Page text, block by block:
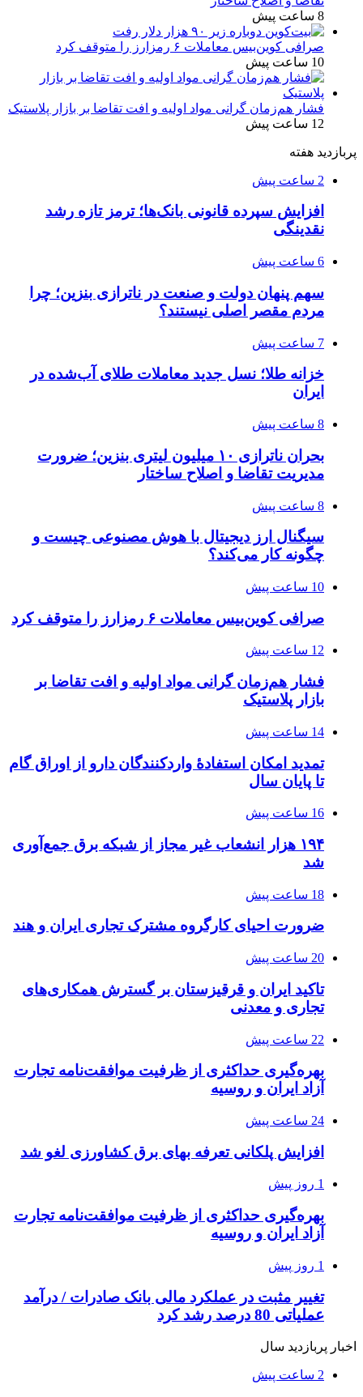
8 ساعت پیش
صرافی کوین‌بیس معاملات ۶ رمزارز را متوقف کرد
10 ساعت پیش
فشار هم‌زمان گرانی مواد اولیه و افت تقاضا بر بازار پلاستیک
12 ساعت پیش
پربازدید هفته
2 ساعت پیش
افزایش سپرده قانونی بانک‌ها؛ ترمز تازه رشد
نقدینگی
6 ساعت پیش
سهم پنهان دولت و صنعت در ناترازی بنزین؛ چرا
مردم مقصر اصلی نیستند؟
7 ساعت پیش
خزانه طلا؛ نسل جدید معاملات طلای آب‌شده در
ایران
8 ساعت پیش
بحران ناترازی ۱۰ میلیون لیتری بنزین؛ ضرورت
مدیریت تقاضا و اصلاح ساختار
8 ساعت پیش
سیگنال ارز دیجیتال با هوش مصنوعی چیست و
چگونه کار می‌کند؟
10 ساعت پیش
صرافی کوین‌بیس معاملات ۶ رمزارز را متوقف کرد
12 ساعت پیش
فشار هم‌زمان گرانی مواد اولیه و افت تقاضا بر
بازار پلاستیک
14 ساعت پیش
تمدید امکان استفادۀ واردکنندگان دارو از اوراق گام
تا پایان سال
16 ساعت پیش
۱۹۴ هزار انشعاب غیر مجاز از شبکه برق جمع‌آوری
شد
18 ساعت پیش
ضرورت احیای کارگروه مشترک تجاری ایران و هند
20 ساعت پیش
تاکید ایران و قرقیزستان بر گسترش همکاری‌های
تجاری و معدنی
22 ساعت پیش
بهره‌گیری حداکثری از ظرفیت موافقت‌نامه تجارت
آزاد ایران و روسیه
24 ساعت پیش
افزایش پلکانی تعرفه بهای برق کشاورزی لغو شد
1 روز پیش
بهره‌گیری حداکثری از ظرفیت موافقت‌نامه تجارت
آزاد ایران و روسیه
1 روز پیش
تغییر مثبت در عملکرد مالی بانک صادرات / درآمد
عملیاتی 80 درصد رشد کرد
اخبار پربازدید سال
2 ساعت پیش